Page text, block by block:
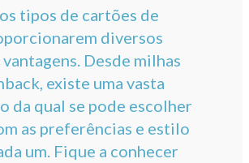
tipos de cartões de
diversos
Desde milhas
existe uma vasta
da qual se pode escolher
as preferências e estilo
um. Fique a conhecer